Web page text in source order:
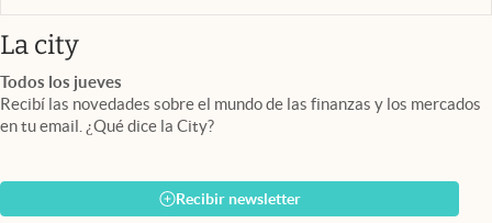
La cityabre en nueva pestaña
Todos los jueves
Recibí las novedades sobre el mundo de las finanzas y los mercados
en tu email. ¿Qué dice la City?
Recibir newsletter